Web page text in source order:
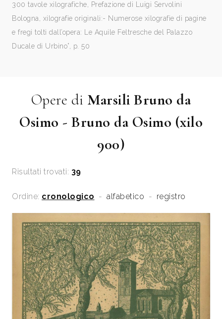
300 tavole xilografiche, Prefazione di Luigi Servolini
Bologna, xilografie originali:- Numerose xilografie di pagine
e fregi tolti dall’opera: Le Aquile Feltresche del Palazzo
Ducale di Urbino”, p. 50
Opere di Marsili Bruno da
Osimo - Bruno da Osimo (xilo
900)
Risultati trovati: 39
Ordine: cronologico - alfabetico - registro